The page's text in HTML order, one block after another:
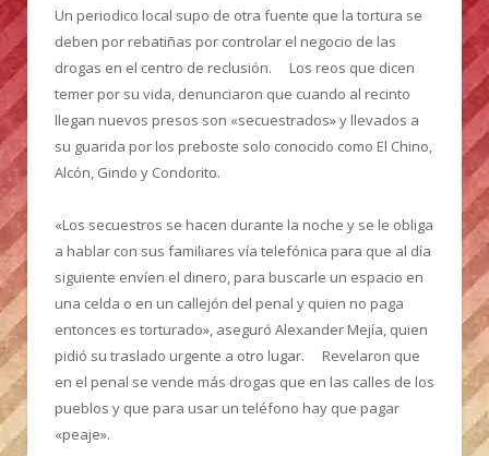
Un periodico local supo de otra fuente que la tortura se
deben por rebatiñas por controlar el negocio de las
drogas en el centro de reclusión. Los reos que dicen
temer por su vida, denunciaron que cuando al recinto
llegan nuevos presos son «secuestrados» y llevados a
su guarida por los preboste solo conocido como El Chino,
Alcón, Gindo y Condorito.
«Los secuestros se hacen durante la noche y se le obliga
a hablar con sus familiares vía telefónica para que al día
siguiente envíen el dinero, para buscarle un espacio en
una celda o en un callejón del penal y quien no paga
entonces es torturado», aseguró Alexander Mejía, quien
pidió su traslado urgente a otro lugar. Revelaron que
en el penal se vende más drogas que en las calles de los
pueblos y que para usar un teléfono hay que pagar
«peaje».